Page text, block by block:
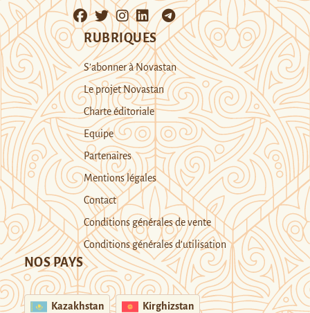
RUBRIQUES
S’abonner à Novastan
Le projet Novastan
Charte éditoriale
Equipe
Partenaires
Mentions légales
Contact
Conditions générales de vente
Conditions générales d’utilisation
NOS PAYS
Kazakhstan Kirghizstan